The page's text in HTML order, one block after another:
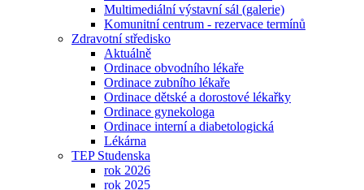
Multimediální výstavní sál (galerie)
Komunitní centrum - rezervace termínů
Zdravotní středisko
Aktuálně
Ordinace obvodního lékaře
Ordinace zubního lékaře
Ordinace dětské a dorostové lékařky
Ordinace gynekologa
Ordinace interní a diabetologická
Lékárna
TEP Studenska
rok 2026
rok 2025